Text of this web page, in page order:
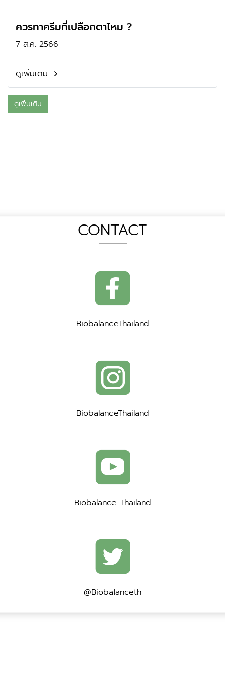
ควรทาครีมที่เปลือกตาไหม ?
7 ส.ค. 2566
ดูเพิ่มเติม
ดูเพิ่มเติม
CONTACT
BiobalanceThailand
BiobalanceThailand
Biobalance Thailand
@Biobalanceth